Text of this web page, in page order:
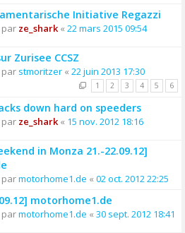
Initiative Regazzi
par ze_shark« 22 mars 2015 09:54
Zurisee CCSZ
par stmoritzer « 22 juin 2013 17:30
1 2 3 4 5 6
down hard on speeders
par ze_shark« 15 nov. 2012 18:16
in Monza 21.-22.09.12]
parmotorhome1.de « 02 oct. 2012 22:25
motorhome1.de
parmotorhome1.de « 30 sept. 2012 18:41